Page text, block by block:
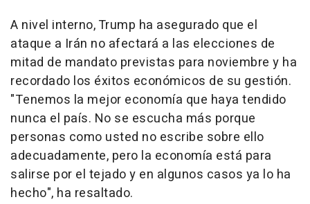
A nivel interno, Trump ha asegurado que el
ataque a Irán no afectará a las elecciones de
mitad de mandato previstas para noviembre y ha
recordado los éxitos económicos de su gestión.
"Tenemos la mejor economía que haya tendido
nunca el país. No se escucha más porque
personas como usted no escribe sobre ello
adecuadamente, pero la economía está para
salirse por el tejado y en algunos casos ya lo ha
hecho", ha resaltado.